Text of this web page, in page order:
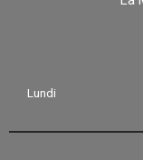
Lundi